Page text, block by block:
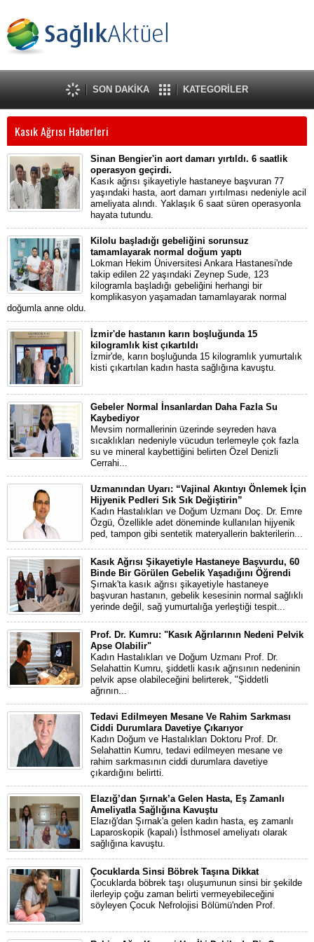
SON DAKİKA KATEGORİLER
Kasık Ağrısı Haberleri
Sinan Bengier'in aort damarı yırtıldı. 6 saatlik
operasyon geçirdi.
Kasık ağrısı şikayetiyle hastaneye başvuran 77
yaşındaki hasta, aort damarı yırtılması nedeniyle acil
ameliyata alındı. Yaklaşık 6 saat süren operasyonla
hayata tutundu.
Kilolu başladığı gebeliğini sorunsuz
tamamlayarak normal doğum yaptı
Lokman Hekim Üniversitesi Ankara Hastanesi'nde
takip edilen 22 yaşındaki Zeynep Sude, 123
kilogramla başladığı gebeliğini herhangi bir
komplikasyon yaşamadan tamamlayarak normal
doğumla anne oldu.
İzmir'de hastanın karın boşluğunda 15
kilogramlık kist çıkartıldı
İzmir'de, karın boşluğunda 15 kilogramlık yumurtalık
kisti çıkartılan kadın hasta sağlığına kavuştu.
Gebeler Normal İnsanlardan Daha Fazla Su
Kaybediyor
Mevsim normallerinin üzerinde seyreden hava
sıcaklıkları nedeniyle vücudun terlemeyle çok fazla
su ve mineral kaybettiğini belirten Özel Denizli
Cerrahi...
Uzmanından Uyarı: “Vajinal Akıntıyı Önlemek İçin
Hijyenik Pedleri Sık Sık Değiştirin”
Kadın Hastalıkları ve Doğum Uzmanı Doç. Dr. Emre
Özgü, Özellikle adet döneminde kullanılan hijyenik
ped, tampon gibi sentetik materyallerin bakterilerin...
Kasık Ağrısı Şikayetiyle Hastaneye Başvurdu, 60
Binde Bir Görülen Gebelik Yaşadığını Öğrendi
Şırnak'ta kasık ağrısı şikayetiyle hastaneye
başvuran hastanın, gebelik kesesinin normal sağlıklı
yerinde değil, sağ yumurtalığa yerleştiği tespit...
Prof. Dr. Kumru: "Kasık Ağrılarının Nedeni Pelvik
Apse Olabilir"
Kadın Hastalıkları ve Doğum Uzmanı Prof. Dr.
Selahattin Kumru, şiddetli kasık ağrısının nedeninin
pelvik apse olabileceğini belirterek, "Şiddetli
ağrının...
Tedavi Edilmeyen Mesane Ve Rahim Sarkması
Ciddi Durumlara Davetiye Çıkarıyor
Kadın Doğum ve Hastalıkları Doktoru Prof. Dr.
Selahattin Kumru, tedavi edilmeyen mesane ve
rahim sarkmasının ciddi durumlara davetiye
çıkardığını belirtti.
Elazığ’dan Şırnak’a Gelen Hasta, Eş Zamanlı
Ameliyatla Sağlığına Kavuştu
Elazığ'dan Şırnak'a gelen kadın hasta, eş zamanlı
Laparoskopik (kapalı) İsthmosel ameliyatı olarak
sağlığına kavuştu.
Çocuklarda Sinsi Böbrek Taşına Dikkat
Çocuklarda böbrek taşı oluşumunun sinsi bir şekilde
ilerleyip çoğu zaman belirti vermeyebileceğini
söyleyen Çocuk Nefrolojisi Bölümü'nden Prof.